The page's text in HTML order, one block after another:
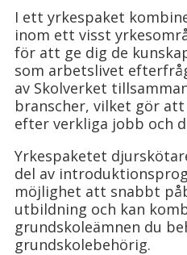
I ett yrkespaket
inom ett visst
för att ge dig de
som arbetslivet
av Skolverket
branscher, vilket gör
efter verkliga jobb och
Yrkespaketet
del av
möjlighet att snabbt
utbildning och kan
grundskoleämnen du
grundskolebehörig.